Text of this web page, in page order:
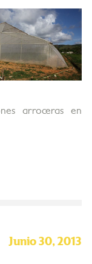
arroceras en
Junio 30, 2013